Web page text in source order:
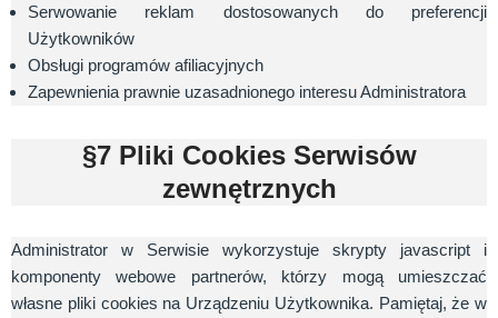
Serwowanie reklam dostosowanych do preferencji
Użytkowników
Obsługi programów afiliacyjnych
Zapewnienia prawnie uzasadnionego interesu Administratora
§7 Pliki Cookies Serwisów
zewnętrznych
Administrator w Serwisie wykorzystuje skrypty javascript i
komponenty webowe partnerów, którzy mogą umieszczać
własne pliki cookies na Urządzeniu Użytkownika. Pamiętaj, że w